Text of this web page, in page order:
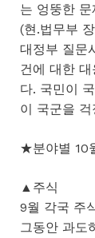
는 엉뚱한
(현.법무부
대정부 질문
건에 대한
다. 국민이
이 국군을
★분야별 10
▲주식
9월 각국 주
그동안 과도